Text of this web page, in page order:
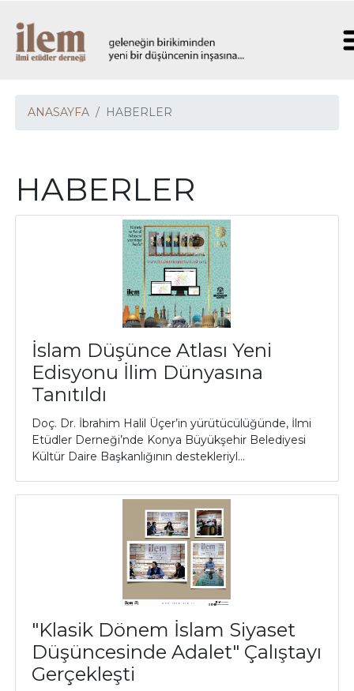
ANASAYFA HABERLER
HABERLER
İslam Düşünce Atlası Yeni
Edisyonu İlim Dünyasına
Tanıtıldı
Doç. Dr. İbrahim Halil Üçer’in yürütücülüğünde, İlmi
Etüdler Derneği’nde Konya Büyükşehir Belediyesi
Kültür Daire Başkanlığının destekleriyl...
"Klasik Dönem İslam Siyaset
Düşüncesinde Adalet" Çalıştayı
Gerçekleşti